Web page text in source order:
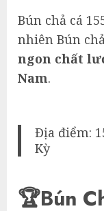
Bún chả cá
nhiên Bún
ngon chất
Nam.
Địa điểm:
Kỳ
🏆Bún